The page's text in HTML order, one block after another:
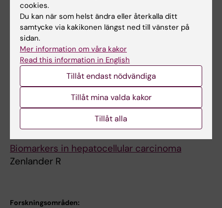
ARTICLE:PLOS ONE.2017;12(3):e0173897
Reverse lectin ELISA for detecting fucosylated
forms of α1-acid glycoprotein associated with
hepatocellular carcinoma
Astrom E; Stal P; Zenlander R; Edenvik P;
Alexandersson C; Haglund M; Ryden I;
Pahlsson P
Alla övriga publikationer
Biomarkers in hepatocellular carcinoma
Zenlander R
Forskningsområden:
cookies.
Du kan när som helst ändra eller återkalla ditt
samtycke via kakikonen längst ned till vänster på
sidan.
Mer information om våra kakor
Read this information in English
Tillåt endast nödvändiga
Tillåt mina valda kakor
Tillåt alla